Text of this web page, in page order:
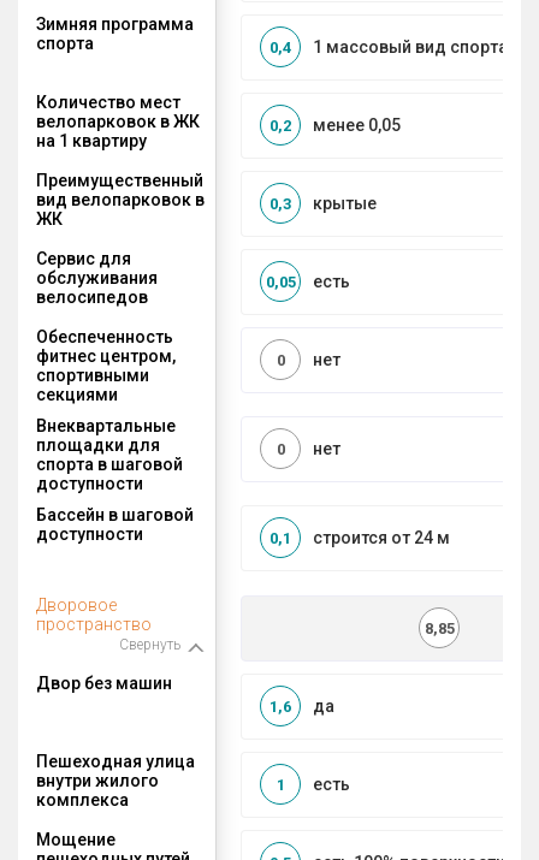
Зимняя программа
спорта
1 массовый вид спорта
0,4
Количество мест
велопарковок в ЖК
на 1 квартиру
менее 0,05
0,2
Преимущественный
вид велопарковок в
ЖК
крытые
0,3
Сервис для
обслуживания
велосипедов
есть
0,05
Обеспеченность
фитнес центром,
спортивными
секциями
нет
0
Внеквартальные
площадки для
спорта в шаговой
доступности
нет
0
Бассейн в шаговой
доступности
строится от 24 м
0,1
Дворовое
пространство
Свернуть
8,85
Двор без машин
да
1,6
Пешеходная улица
внутри жилого
комплекса
есть
1
Мощение